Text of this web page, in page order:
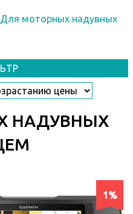
Для моторных надувных
НАДУВНЫХ
1%